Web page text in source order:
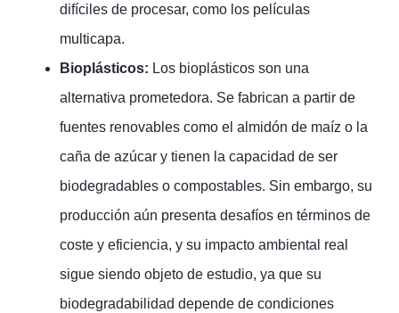
difíciles de procesar, como los películas
multicapa.
Bioplásticos: Los bioplásticos son una
alternativa prometedora. Se fabrican a partir de
fuentes renovables como el almidón de maíz o la
caña de azúcar y tienen la capacidad de ser
biodegradables o compostables. Sin embargo, su
producción aún presenta desafíos en términos de
coste y eficiencia, y su impacto ambiental real
sigue siendo objeto de estudio, ya que su
biodegradabilidad depende de condiciones